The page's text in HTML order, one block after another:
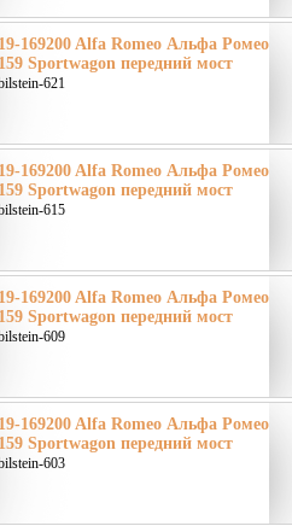
19-169200 Alfa Romeo Альфа Ромео
159 Sportwagon передний мост
621
19-169200 Alfa Romeo Альфа Ромео
159 Sportwagon передний мост
615
19-169200 Alfa Romeo Альфа Ромео
159 Sportwagon передний мост
609
19-169200 Alfa Romeo Альфа Ромео
159 Sportwagon передний мост
603